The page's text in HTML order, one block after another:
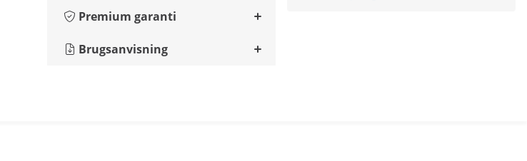
Premium garanti
Brugsanvisning